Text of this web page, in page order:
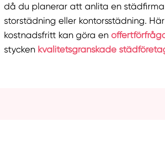
då du planerar att anlita en
storstädning eller kontorsstädning.
kostnadsfritt kan göra en
stycken kvalitetsgranskade